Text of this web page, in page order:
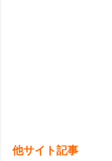
他サイト記事